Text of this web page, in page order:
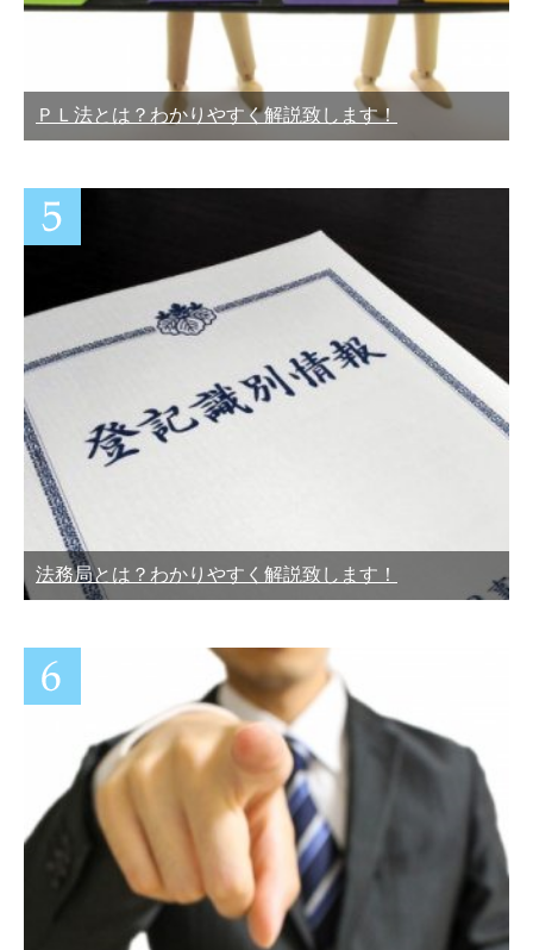
ＰＬ法とは？わかりやすく解説致します！
法務局とは？わかりやすく解説致します！